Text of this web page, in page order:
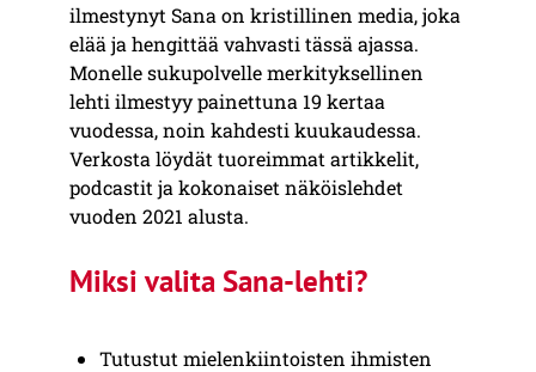
ilmestynyt Sana on kristillinen media, joka
elää ja hengittää vahvasti tässä ajassa.
Monelle sukupolvelle merkityksellinen
lehti ilmestyy painettuna 19 kertaa
vuodessa, noin kahdesti kuukaudessa.
Verkosta löydät tuoreimmat artikkelit,
podcastit ja kokonaiset näköislehdet
vuoden 2021 alusta.
Miksi valita Sana-lehti?
Tutustut mielenkiintoisten ihmisten